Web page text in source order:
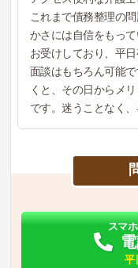
これまで債務整理の
かさには自信をもっ
お受けしており、平
面談はもちろん可能
くと、その日からメ
です。迷うことなく
スマ
平